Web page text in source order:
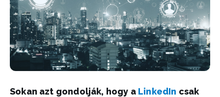
Sokan azt gondolják, hogy a LinkedIn csak